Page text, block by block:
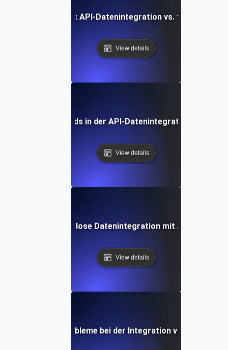
Analyse: API-Datenintegration vs. traditionelle
View details
Zukünftige Trends in der API-Datenintegration und -
View details
Wie man nahtlose Datenintegration mit APIs erreicht
View details
man häufige Probleme bei der Integration von API-